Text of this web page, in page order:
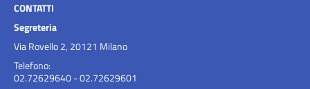
CONTATTI
Segreteria
Via Rovello 2, 20121 Milano
Telefono:
02.72629640 - 02.72629601